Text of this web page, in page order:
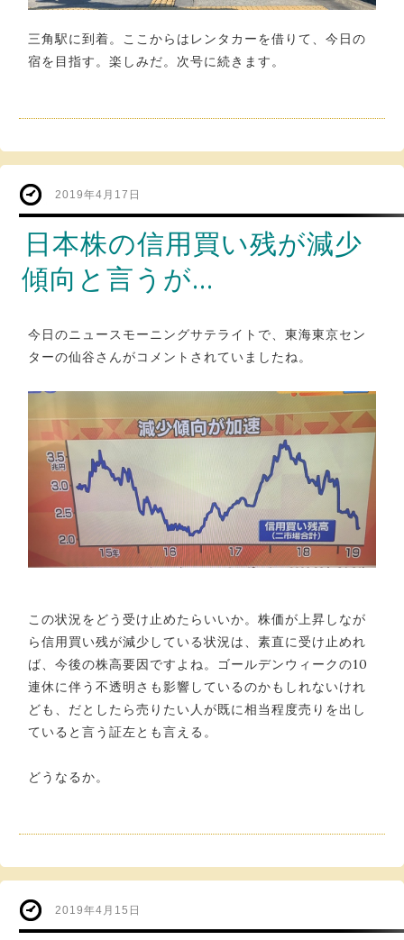
三角駅に到着。ここからはレンタカーを借りて、今日の
宿を目指す。楽しみだ。次号に続きます。
2019年4月17日
日本株の信用買い残が減少
傾向と言うが…
今日のニュースモーニングサテライトで、東海東京セン
ターの仙谷さんがコメントされていましたね。
この状況をどう受け止めたらいいか。株価が上昇しなが
ら信用買い残が減少している状況は、素直に受け止めれ
ば、今後の株高要因ですよね。ゴールデンウィークの10
連休に伴う不透明さも影響しているのかもしれないけれ
ども、だとしたら売りたい人が既に相当程度売りを出し
ていると言う証左とも言える。
どうなるか。
2019年4月15日